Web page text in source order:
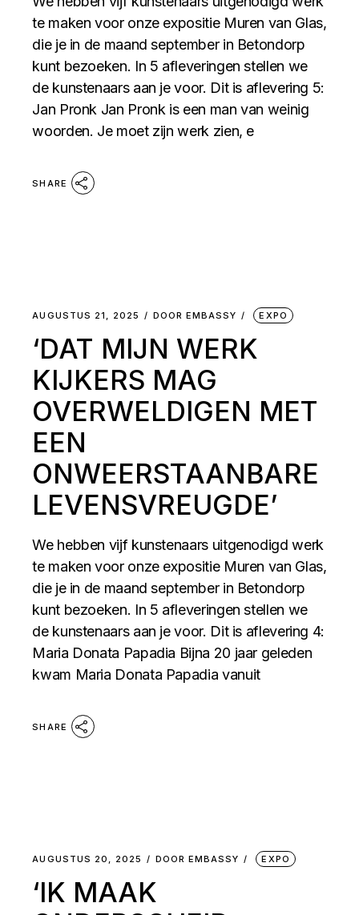
te maken voor onze expositie Muren van Glas,
die je in de maand september in Betondorp
kunt bezoeken. In 5 afleveringen stellen we
de kunstenaars aan je voor. Dit is aflevering 5:
Jan Pronk Jan Pronk is een man van weinig
woorden. Je moet zijn werk zien, e
SHARE
AUGUSTUS 21, 2025 DOOR EMBASSY EXPO
‘DAT MIJN WERK
KIJKERS MAG
OVERWELDIGEN MET
EEN
ONWEERSTAANBARE
LEVENSVREUGDE’
We hebben vijf kunstenaars uitgenodigd werk
te maken voor onze expositie Muren van Glas,
die je in de maand september in Betondorp
kunt bezoeken. In 5 afleveringen stellen we
de kunstenaars aan je voor. Dit is aflevering 4:
Maria Donata Papadia Bijna 20 jaar geleden
kwam Maria Donata Papadia vanuit
SHARE
AUGUSTUS 20, 2025 DOOR EMBASSY EXPO
‘IK MAAK